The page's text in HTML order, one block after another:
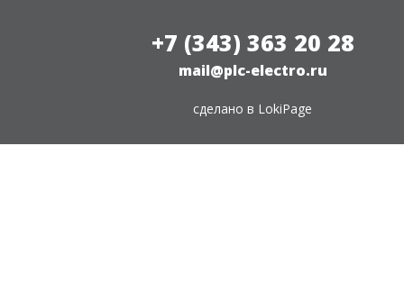
+7 (343) 363 20 28
mail@plc-electro.ru
сделано в LokiPage